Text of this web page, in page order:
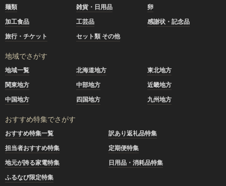
麺類
雑貨・日用品
卵
加工食品
工芸品
感謝状・記念品
旅行・チケット
セット類 その他
地域でさがす
地域一覧 北海道地方
東北地方
関東地方
中部地方
近畿地方
中国地方
四国地方 九州地方
おすすめ特集でさがす
おすすめ特集一覧
訳あり返礼品特集
担当者おすすめ特集
定期便特集
地元が誇る家電特集
日用品・消耗品特集
ふるなび限定特集